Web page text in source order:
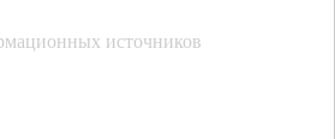
источников